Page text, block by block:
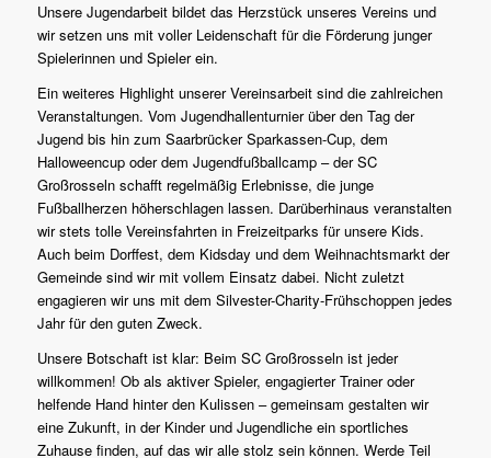
Unsere Jugendarbeit bildet das Herzstück unseres Vereins und
wir setzen uns mit voller Leidenschaft für die Förderung junger
Spielerinnen und Spieler ein.
Ein weiteres Highlight unserer Vereinsarbeit sind die zahlreichen
Veranstaltungen. Vom Jugendhallenturnier über den Tag der
Jugend bis hin zum Saarbrücker Sparkassen-Cup, dem
Halloweencup oder dem Jugendfußballcamp – der SC
Großrosseln schafft regelmäßig Erlebnisse, die junge
Fußballherzen höherschlagen lassen. Darüberhinaus veranstalten
wir stets tolle Vereinsfahrten in Freizeitparks für unsere Kids.
Auch beim Dorffest, dem Kidsday und dem Weihnachtsmarkt der
Gemeinde sind wir mit vollem Einsatz dabei. Nicht zuletzt
engagieren wir uns mit dem Silvester-Charity-Frühschoppen jedes
Jahr für den guten Zweck.
Unsere Botschaft ist klar: Beim SC Großrosseln ist jeder
willkommen! Ob als aktiver Spieler, engagierter Trainer oder
helfende Hand hinter den Kulissen – gemeinsam gestalten wir
eine Zukunft, in der Kinder und Jugendliche ein sportliches
Zuhause finden, auf das wir alle stolz sein können. Werde Teil